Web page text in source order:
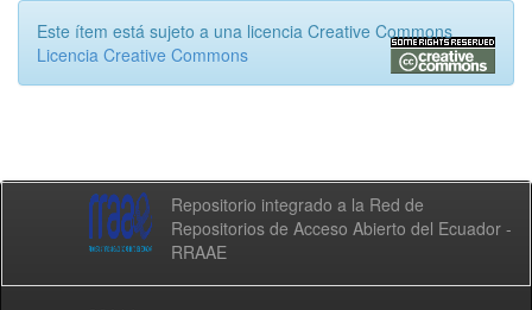
Este ítem está sujeto a una licencia Creative Commons
Licencia Creative Commons
Repositorio integrado a la Red de
Repositorios de Acceso Abierto del Ecuador -
RRAAE